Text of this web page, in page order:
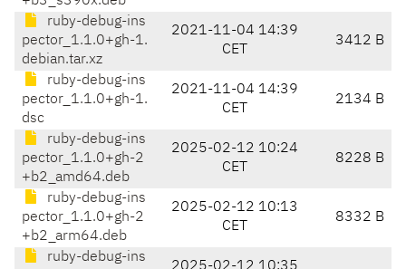
ruby-debug-ins
pector_1.1.0+gh-1.
debian.tar.xz
2021-11-04 14:39
CET
3412 B
ruby-debug-ins
pector_1.1.0+gh-1.
dsc
2021-11-04 14:39
CET
2134 B
ruby-debug-ins
pector_1.1.0+gh-2
+b2_amd64.deb
2025-02-12 10:24
CET
8228 B
ruby-debug-ins
pector_1.1.0+gh-2
+b2_arm64.deb
2025-02-12 10:13
CET
8332 B
ruby-debug-ins